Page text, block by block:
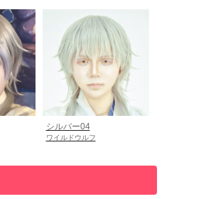
シルバー04
ワイルドウルフ